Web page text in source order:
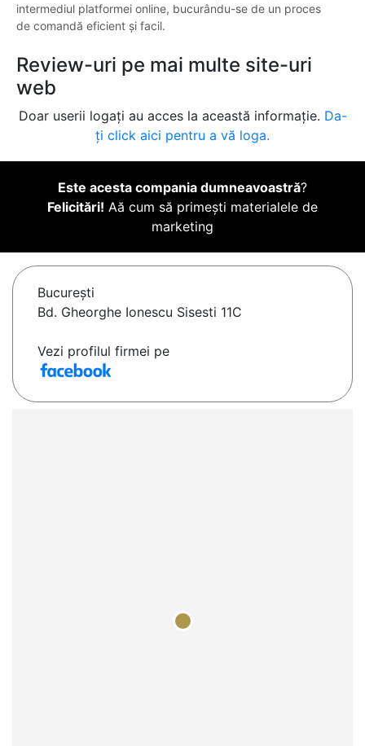
intermediul platformei online, bucurându-se de un proces
de comandă eficient și facil.
Review-uri pe mai multe site-uri
web
Doar userii logați au acces la această informație. Da-
ți click aici pentru a vă loga.
Este acesta compania dumneavoastră?
Felicitări! Aă cum să primești materialele de
marketing
Bucureşti
Bd. Gheorghe Ionescu Sisesti 11C
Vezi profilul firmei pe